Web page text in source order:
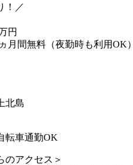
！／
円
月間無料（夜勤時も利用OK）
北島
転車通勤OK
のアクセス＞